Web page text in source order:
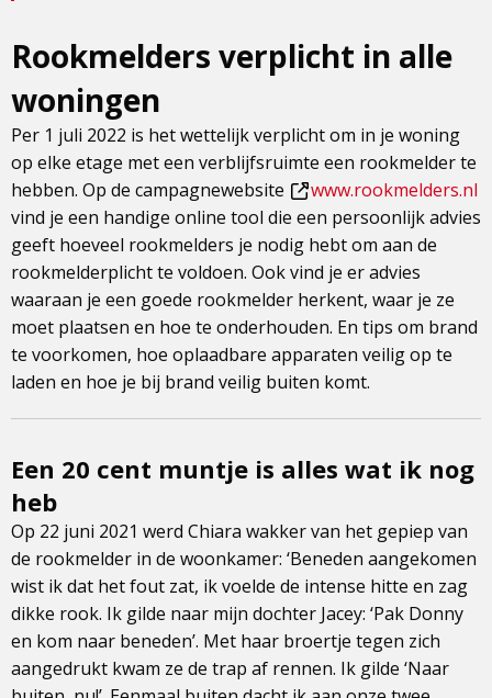
Rookmelders verplicht in alle
woningen
Per 1 juli 2022 is het wettelijk verplicht om in je woning
op elke etage met een verblijfsruimte een rookmelder te
hebben. Op de campagnewebsite
Dit
is
een
externe
pagina
www.rookmelders.nl
vind je een handige online tool die een persoonlijk advies
geeft hoeveel rookmelders je nodig hebt om aan de
rookmelderplicht te voldoen. Ook vind je er advies
waaraan je een goede rookmelder herkent, waar je ze
moet plaatsen en hoe te onderhouden. En tips om brand
te voorkomen, hoe oplaadbare apparaten veilig op te
laden en hoe je bij brand veilig buiten komt.
Een 20 cent muntje is alles wat ik nog
heb
Op 22 juni 2021 werd Chiara wakker van het gepiep van
de rookmelder in de woonkamer: ‘Beneden aangekomen
wist ik dat het fout zat, ik voelde de intense hitte en zag
dikke rook. Ik gilde naar mijn dochter Jacey: ‘Pak Donny
en kom naar beneden’. Met haar broertje tegen zich
aangedrukt kwam ze de trap af rennen. Ik gilde ‘Naar